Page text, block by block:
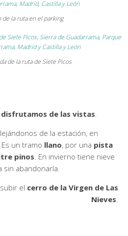
de la ruta en el parking
de la ruta de Siete Picos
disfrutamos de las vistas
de la estación, en
un tramo llano, por una pista
pinos . En invierno tiene nieve
sin abandonarla.
el cerro de la Virgen de Las
Nieves